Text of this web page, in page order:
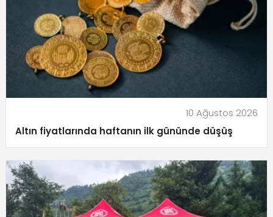
10 Ağustos 2026
Altın fiyatlarında haftanın ilk gününde düşüş